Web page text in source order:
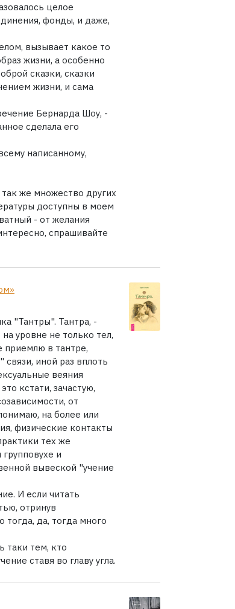
целое
фонды, и даже,
вызывает какое то
жизни, а особенно
сказки, сказки
жизни, и сама
Бернарда Шоу, -
сделала его
написанному,
же множество других
доступны в моем
- от желания
спрашивайте
"Тантры". Тантра, -
уровне не только тел,
приемлю в тантре,
иной раз вплоть
веяния
кстати, зачастую,
от
на более или
физические контакты
тех же
и
вывеской "учение
И если читать
отринув
да, тогда много
таки тем, кто
ставя во главу угла.